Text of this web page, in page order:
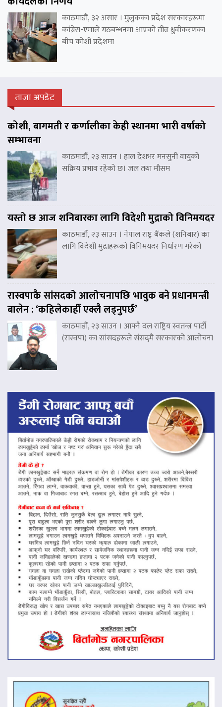
काठमाडौं, ३२ असार । मुलुकका प्रदेश सरकारहरूमा
कांग्रेस-एमाले गठबन्धनमा आएको तीव्र ध्रुवीकरणका
बीच कोशी प्रदेशमा
ताजा अपडेट
कोशी, बागमती र कर्णालीका केही स्थानमा भारी वर्षाको
सम्भावना
काठमाडौं, २३ साउन । हाल देशभर मनसुनी वायुको
सक्रिय प्रभाव रहेको छ। जल तथा मौसम
यस्तो छ आज शनिबारका लागि विदेशी मुद्राको विनिमयदर
काठमाडौं, २३ साउन । नेपाल राष्ट्र बैंकले (शनिबार) का
लागि विदेशी मुद्राहरूको विनिमयदर निर्धारण गरेको
रास्वपाकै सांसदको आलोचनापछि भावुक बने प्रधानमन्त्री
बालेन : ‘कहिलेकाहीँ एक्लै लड्नुपर्छ’
काठमाडौं, २३ साउन । आफ्नै दल राष्ट्रिय स्वतन्त्र पार्टी
(रास्वपा) का सांसदहरूले संसद्‌मै सरकारको आलोचना